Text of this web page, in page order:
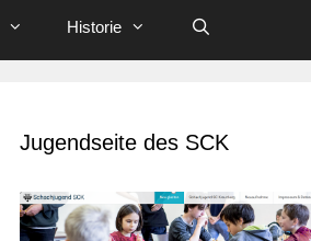
Historie
Jugendseite des SCK